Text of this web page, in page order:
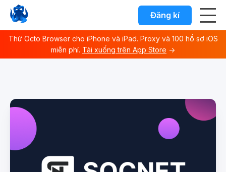
Thử Octo Browser cho iPhone và iPad. Proxy và 100 hồ sơ iOS
miễn phí. Tải xuống trên App Store →
Use this file to discover all available documentation
Đăng kí